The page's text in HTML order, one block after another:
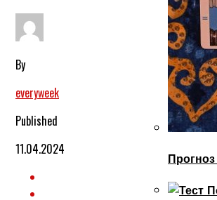
By
everyweek
Published
11.04.2024